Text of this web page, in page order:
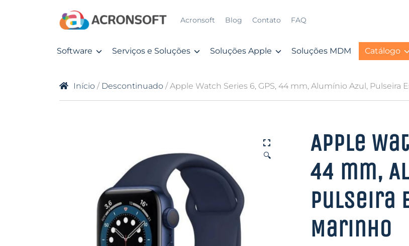
Acronsoft Blog Contato FAQ
Software Serviços e Soluções Soluções Apple Soluções MDM Catálogo
Início / Descontinuado / Apple Watch Series 6, GPS, 44 mm, Alumínio Azul, Pulseira
🔍
Apple
44 mm,
Pulseira
Marinho